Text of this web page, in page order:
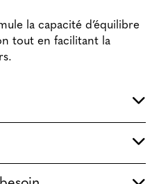
la capacité d’équilibre
tout en facilitant la